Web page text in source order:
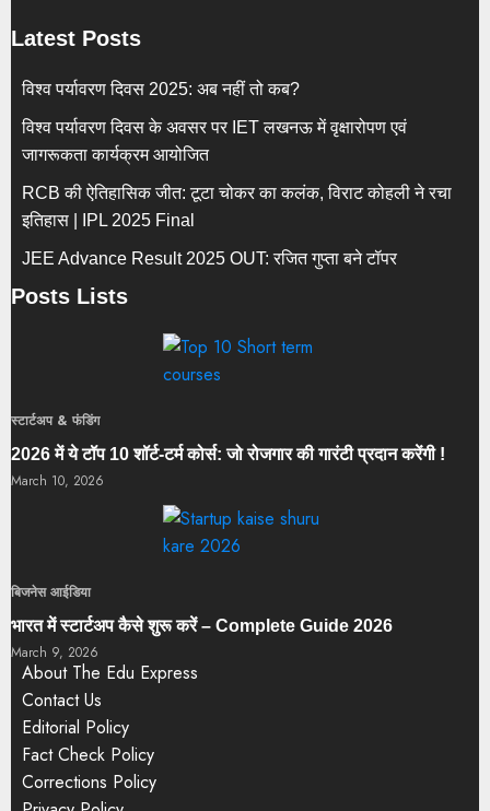
Latest Posts
विश्व पर्यावरण दिवस 2025: अब नहीं तो कब?
विश्व पर्यावरण दिवस के अवसर पर IET लखनऊ में वृक्षारोपण एवं
जागरूकता कार्यक्रम आयोजित
RCB की ऐतिहासिक जीत: टूटा चोकर का कलंक, विराट कोहली ने रचा
इतिहास | IPL 2025 Final
JEE Advance Result 2025 OUT: रजित गुप्ता बने टॉपर
Posts Lists
स्टार्टअप & फंडिंग
2026 में ये टॉप 10 शॉर्ट-टर्म कोर्स: जो रोजगार की गारंटी प्रदान करेंगी !
March 10, 2026
बिजनेस आईडिया
भारत में स्टार्टअप कैसे शुरू करें – Complete Guide 2026
March 9, 2026
About The Edu Express
Contact Us
Editorial Policy
Fact Check Policy
Corrections Policy